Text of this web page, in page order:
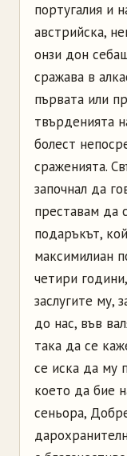
португалия и
австрийска,
онзи дон
сражава в
първата или
твърденията
болест
сраженията.
започнал да
преставам да
подаръкът,
максимилиан
четири
заслугите му,
до нас, във
така да се
се иска да му
което да бие
сеньора,